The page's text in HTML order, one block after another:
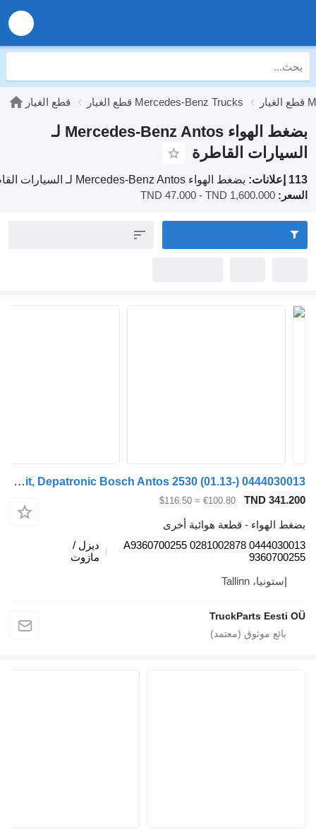
قطع الغيار قطع الغيار Mercedes-Benz Trucks
بضغط الهواء Mercedes-Benz Antos لـ
القاطرة
بضغط الهواء Mercedes-Benz Antos لـ السيارات القاطرة
TND 47.000 - TND 1,600.000
Metering Unit, Depatronic Bosch Antos 2530 (01.13-) 0444030013 لـ السيارات القاطرة Mercedes-Benz Actros MP4 Antos Arocs (2012-)
TND
€100.80
≈ $116.50
- قطعة هوائية أخرى
0444030013 0281002878 A9360700255
ديزل /
TruckParts